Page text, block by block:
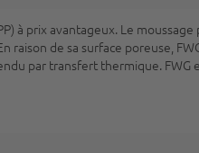
à prix avantageux. Le
de sa surface poreuse,
par transfert thermique. FWG